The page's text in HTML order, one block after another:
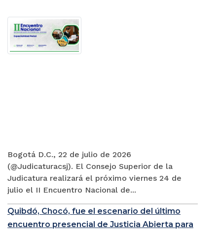
Bogotá D.C., 22 de julio de 2026
(@Judicaturacsj). El Consejo Superior de la
Judicatura realizará el próximo viernes 24 de
julio el II Encuentro Nacional de...
Quibdó, Chocó, fue el escenario del último
encuentro presencial de Justicia Abierta para